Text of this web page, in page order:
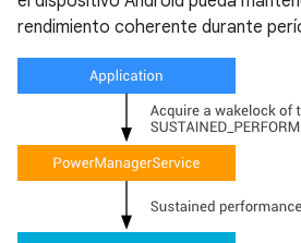
rendimiento coherente durante